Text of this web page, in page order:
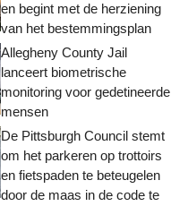
en begint met de herziening
van het bestemmingsplan
Allegheny County Jail
lanceert biometrische
monitoring voor gedetineerde
mensen
De Pittsburgh Council stemt
om het parkeren op trottoirs
en fietspaden te beteugelen
door de maas in de code te